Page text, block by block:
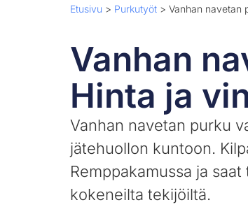
Etusivu > Purkutyöt > Vanhan navetan
Vanhan
Hinta ja
Vanhan navetan purku
jätehuollon kuntoon.
Remppakamussa ja
kokeneilta tekijöiltä.